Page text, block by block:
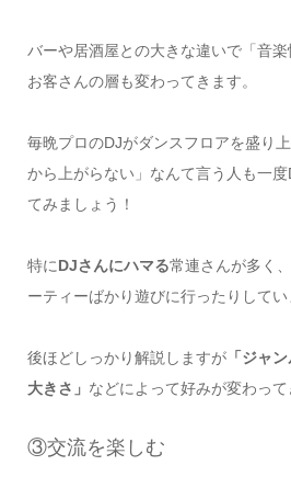
バーや居酒屋との大きな違いで「音
お客さんの層も変わってきます。
毎晩プロのDJがダンスフロアを盛り
から上がらない」なんて言う人も一
てみましょう！
特にDJさんにハマる常連さんが多く
ーティーばかり遊びに行ったりしてい
後ほどしっかり解説しますが「ジャ
大きさ」 などによって好みが変わって
③交流を楽しむ